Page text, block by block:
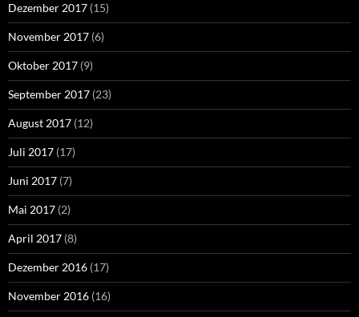
Dezember 2017 (15)
November 2017 (6)
Oktober 2017 (9)
September 2017 (23)
August 2017 (12)
Juli 2017 (17)
Juni 2017 (7)
Mai 2017 (2)
April 2017 (8)
Dezember 2016 (17)
November 2016 (16)